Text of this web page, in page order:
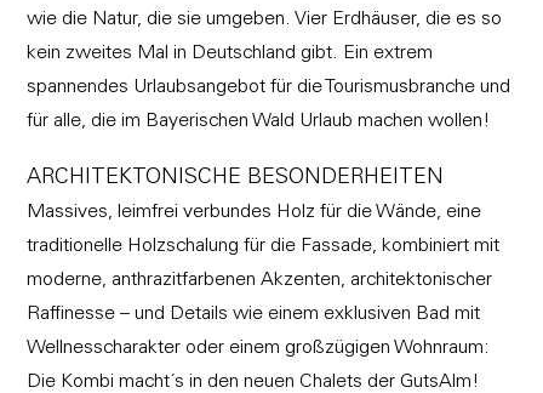
wie die Natur, die sie umgeben. Vier Erdhäuser, die es so
kein zweites Mal in Deutschland gibt. Ein extrem
spannendes Urlaubsangebot für die Tourismusbranche und
für alle, die im Bayerischen Wald Urlaub machen wollen!
ARCHITEKTONISCHE BESONDERHEITEN
Massives, leimfrei verbundes Holz für die Wände, eine
traditionelle Holzschalung für die Fassade, kombiniert mit
moderne, anthrazitfarbenen Akzenten, architektonischer
Raffinesse – und Details wie einem exklusiven Bad mit
Wellnesscharakter oder einem großzügigen Wohnraum:
Die Kombi macht´s in den neuen Chalets der GutsAlm!